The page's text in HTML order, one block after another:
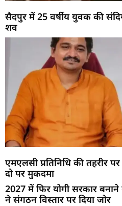
सैदपुर में 25 वर्षीय युवक की
शव
एमएलसी प्रतिनिधि की तहरीर
दो पर मुकदमा
2027 में फिर योगी सरकार
ने संगठन विस्तार पर दिया जोर